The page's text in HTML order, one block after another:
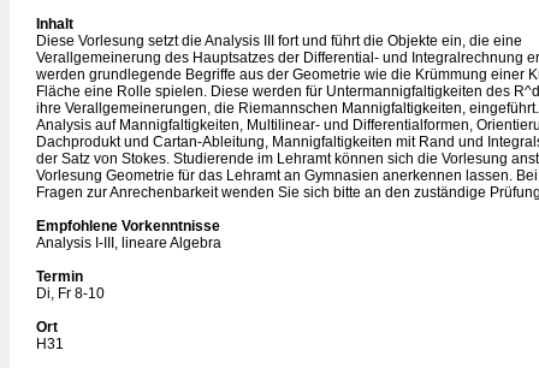
Inhalt
Diese Vorlesung setzt die Analysis III fort und führt die Objekte ein, die eine
Verallgemeinerung des Hauptsatzes der Differential- und Integralrechnung
werden grundlegende Begriffe aus der Geometrie wie die Krümmung einer
Fläche eine Rolle spielen. Diese werden für Untermannigfaltigkeiten des
ihre Verallgemeinerungen, die Riemannschen Mannigfaltigkeiten,
Analysis auf Mannigfaltigkeiten, Multilinear- und Differentialformen,
Dachprodukt und Cartan-Ableitung, Mannigfaltigkeiten mit Rand und
der Satz von Stokes. Studierende im Lehramt können sich die Vorlesung
Vorlesung Geometrie für das Lehramt an Gymnasien anerkennen lassen.
Fragen zur Anrechenbarkeit wenden Sie sich bitte an den zuständige
Empfohlene Vorkenntnisse
Analysis I-III, lineare Algebra
Termin
Di, Fr 8-10
Ort
H31